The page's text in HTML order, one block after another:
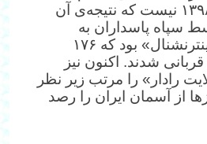
سلیمانی در دی‌ماه ۱۳۹۸ نیست که نتیجه‌ی آن
سپاه پاسداران به
هواپیمای «اوکراین اینترنشنال» بود که ۱۷۶
شدند. اکنون نیز
رادار» را مرتب زیر نظر
از آسمان ایران را رصد